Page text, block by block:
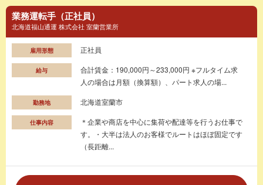
業務運転手（正社員）
北海道福山通運 株式会社 室蘭営業所
雇用形態 正社員
給与
合計賃金：190,000円～233,000円 ※フルタイム求
人の場合は月額（換算額）、パート求人の場...
勤務地 北海道室蘭市
仕事内容
＊企業や商店を中心に集荷や配達等を行うお仕事で
す。・大半は法人のお客様でルートはほぼ固定です
（長距離...